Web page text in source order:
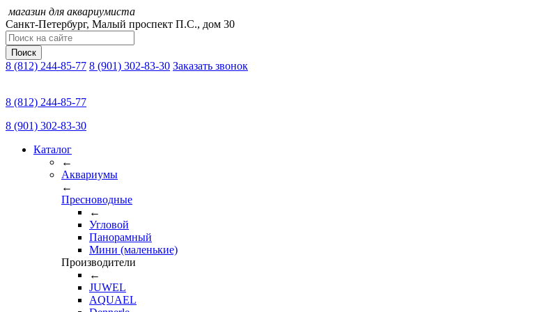
магазин для аквариумиста
Санкт-Петербург, Малый проспект П.C., дом 30
Поиск
8 (812) 244-85-77 8 (901) 302-83-30 Заказать звонок
8 (812) 244-85-77
8 (901) 302-83-30
Каталог
←
Аквариумы
←
Пресноводные
←
Угловой
Панорамный
Мини (маленькие)
Производители
←
JUWEL
AQUAEL